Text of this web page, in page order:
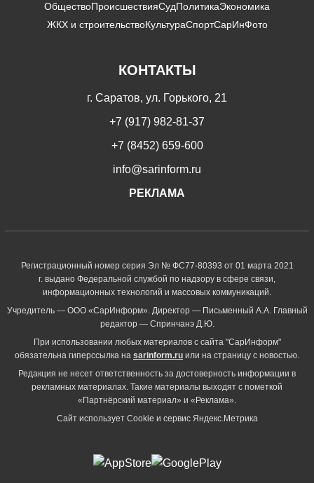
ОбществоПроисшествияСудПолитикаЭкономика
ЖКХ и строительствоКультураСпортСарИнФото
КОНТАКТЫ
г. Саратов, ул. Горького, 21
+7 (917) 982-81-37
+7 (8452) 659-600
info@sarinform.ru
РЕКЛАМА
Регистрационный номер серия Эл № ФС77-80393 от 01 марта 2021
г. выдано Федеральной службой по надзору в сфере связи,
информационных технологий и массовых коммуникаций.
Учредитель — ООО «СарИнформ». Директор — Письменный А.А. Главный
редактор — Спринчанэ Д.Ю.
При использовании любых материалов с сайта "СарИнформ"
обязательна гиперссылка на sarinform.ru или на страницу с новостью.
Редакция не несет ответственность за достоверность информации в
рекламных материалах. Такие материалы выходят с пометкой
«Партнёрский материал» и «Реклама».
Сайт использует Cookie и сервиc Яндекс.Метрика